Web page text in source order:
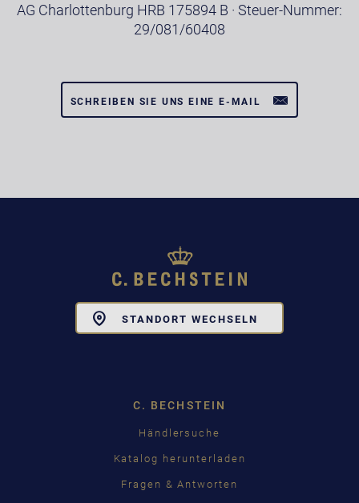
AG Charlottenburg HRB 175894 B · Steuer-Nummer:
29/081/60408
SCHREIBEN SIE UNS EINE E-MAIL
STANDORT WECHSELN
C. BECHSTEIN
Händlersuche
Katalog herunterladen
Fragen & Antworten